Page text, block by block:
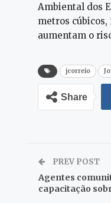
Ambiental dos
metros
aumentam o
jcorreio
Share
PREV POST
Agentes
capacitação